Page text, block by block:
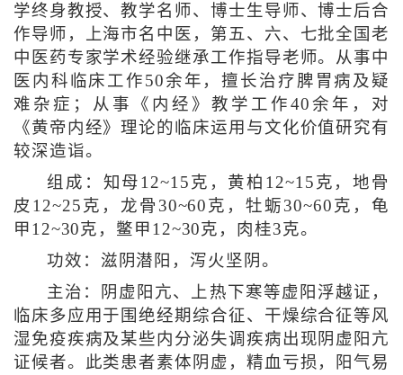
学终身教授、教学名师、博士生导师、博士后合
作导师，上海市名中医，第五、六、七批全国老
中医药专家学术经验继承工作指导老师。从事中
医内科临床工作50余年，擅长治疗脾胃病及疑
难杂症；从事《内经》教学工作40余年，对
《黄帝内经》理论的临床运用与文化价值研究有
较深造诣。
组成：知母12~15克，黄柏12~15克，地骨
皮12~25克，龙骨30~60克，牡蛎30~60克，龟
甲12~30克，鳖甲12~30克，肉桂3克。
功效：滋阴潜阳，泻火坚阴。
主治：阴虚阳亢、上热下寒等虚阳浮越证，
临床多应用于围绝经期综合征、干燥综合征等风
湿免疫疾病及某些内分泌失调疾病出现阴虚阳亢
证候者。此类患者素体阴虚，精血亏损，阳气易